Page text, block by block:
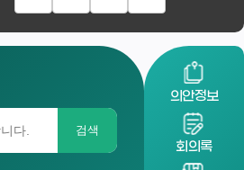
검색
의안정보
회의록